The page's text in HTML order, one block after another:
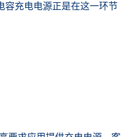
充电电源正是在这一环节